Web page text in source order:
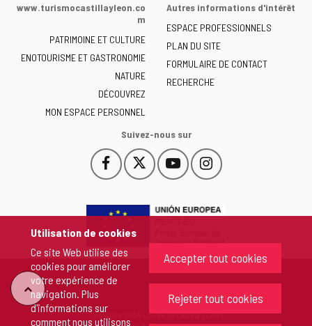
Utilisation de cookies
Ce site Web utilise des
cookies pour améliorer
votre expérience de
navigation. Plus
d'informations sur
comment nous utilisons
Accepter tout cookies
Rejeter tout cookies
la
de
Castilla
y
León
-
www.turismocastillayleon.co
m
PATRIMOINE ET CULTURE
ENOTOURISME ET GASTRONOMIE
NATURE
DÉCOUVREZ
MON ESPACE PERSONNEL
Autres informations d'intérêt
ESPACE PROFESSIONNELS
PLAN DU SITE
FORMULAIRE DE CONTACT
RECHERCHE
Suivez-nous sur
Facebook
Este
enlace
abrirá
una
ventana
nueva.
Este
enlace
abrirá
ventana
nueva.
YouTube
Este
enlace
abrirá
ventana
nueva.
Instagram
Este
enlace
abrirá
ventana
nueva.
"Retour
Copyright 2026 - Junta de Castilla y León